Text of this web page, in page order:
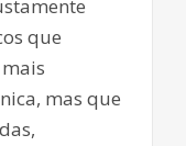
que
mas que